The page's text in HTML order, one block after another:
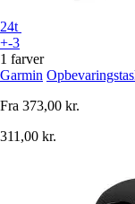
24t
+-3
1 farver
Garmin
Fra 373,00 kr.
311,00 kr.